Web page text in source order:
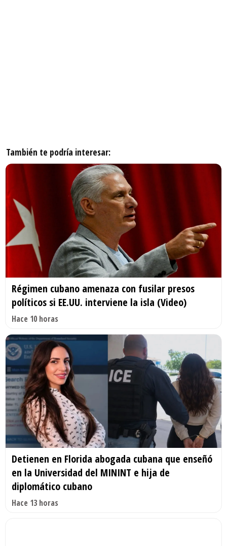
También te podría interesar:
Régimen cubano amenaza con fusilar presos
políticos si EE.UU. interviene la isla (Video)
Hace 10 horas
Detienen en Florida abogada cubana que enseñó
en la Universidad del MININT e hija de
diplomático cubano
Hace 13 horas